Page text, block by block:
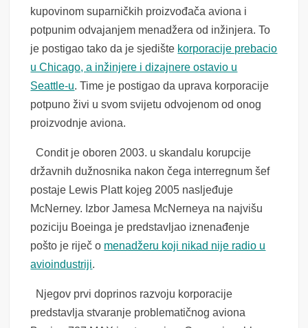
kupovinom suparničkih proizvođača aviona i
potpunim odvajanjem menadžera od inžinjera. To
je postigao tako da je sjedište korporacije prebacio
u Chicago, a inžinjere i dizajnere ostavio u
Seattle-u. Time je postigao da uprava korporacije
potpuno živi u svom svijetu odvojenom od onog
proizvodnje aviona.
Condit je oboren 2003. u skandalu korupcije
državnih dužnosnika nakon čega interregnum šef
postaje Lewis Platt kojeg 2005 nasljeđuje
McNerney. Izbor Jamesa McNerneya na najvišu
poziciju Boeinga je predstavljao iznenađenje
pošto je riječ o menadžeru koji nikad nije radio u
avioindustriji.
Njegov prvi doprinos razvoju korporacije
predstavlja stvaranje problematičnog aviona